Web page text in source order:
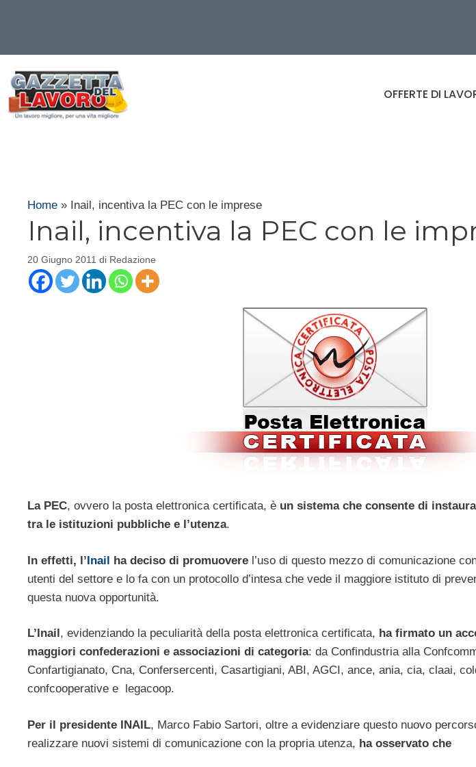
contenuto
OFFERTE DI
Home » Inail, incentiva la PEC con le imprese
Inail, incentiva la PEC con le
20 Giugno 2011 di Redazione
La PEC, ovvero la posta elettronica certificata, è un sistema che consente di
tra le istituzioni pubbliche e l’utenza.
In effetti, l’Inail ha deciso di promuovere l’uso di questo mezzo di comunicazione
utenti del settore e lo fa con un protocollo d’intesa che vede il maggiore istituto di
questa nuova opportunità.
L’Inail, evidenziando la peculiarità della posta elettronica certificata, ha firmato un
maggiori confederazioni e associazioni di categoria: da Confindustria alla
Confartigianato, Cna, Confersercenti, Casartigiani, ABI, AGCI, ance, ania, cia, claai,
confcooperative e legacoop.
Per il presidente INAIL, Marco Fabio Sartori, oltre a evidenziare questo nuovo
realizzare nuovi sistemi di comunicazione con la propria utenza, ha osservato che